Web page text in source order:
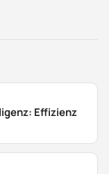
Effizienz